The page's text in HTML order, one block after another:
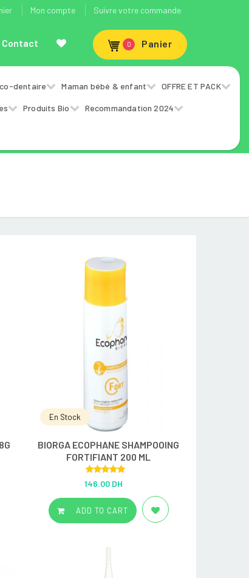
Mon compte Suivre votre commande
Contact 0 Panier
dentaire Maman bébé & enfant OFFRE ET PACK
Produits Bio Recommandation 2024
En Stock
BIORGA ECOPHANE SHAMPOOING
FORTIFIANT 200 ML
Rated 5.00
out of 5
146.00 DH
ADD TO CART